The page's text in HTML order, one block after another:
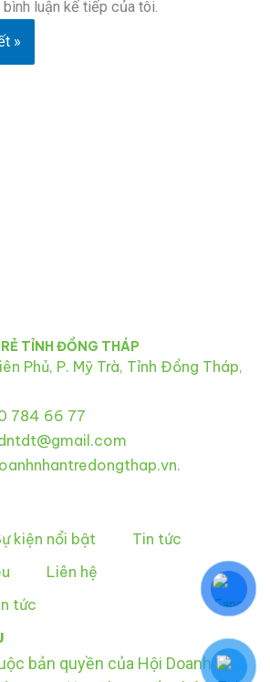
luận kế tiếp của tôi.
TỈNH ĐỒNG THÁP
Phủ, P. Mỹ Trà, Tỉnh Đồng Tháp,
784 66 77
kiện nổi bật
Tin tức
Liên hệ
tức
bản quyền của Hội Doanh